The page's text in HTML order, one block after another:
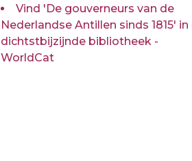
Vind 'De gouverneurs van de
Nederlandse Antillen sinds 1815' in
dichtstbijzijnde bibliotheek -
WorldCat